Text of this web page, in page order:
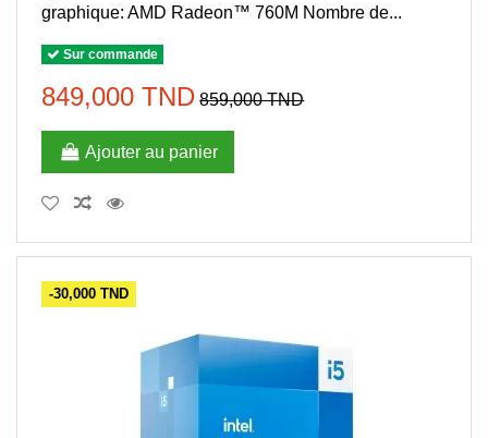
graphique: AMD Radeon™ 760M Nombre de...
Sur commande
849,000 TND 859,000 TND
Ajouter au panier
-30,000 TND